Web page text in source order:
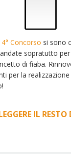
Concorso si sono
sopratutto
di fiaba.
per la
IL RESTO